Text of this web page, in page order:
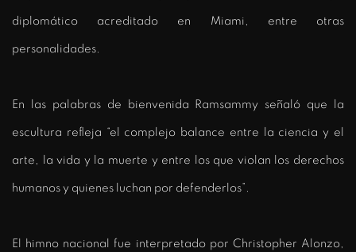
diplomático acreditado en Miami, entre otras
personalidades.
En las palabras de bienvenida Ramsammy señaló que la
escultura refleja “el complejo balance entre la ciencia y el
arte, la vida y la muerte y entre los que violan los derechos
humanos y quienes luchan por defenderlos”.
El himno nacional fue interpretado por Christopher Alonzo,